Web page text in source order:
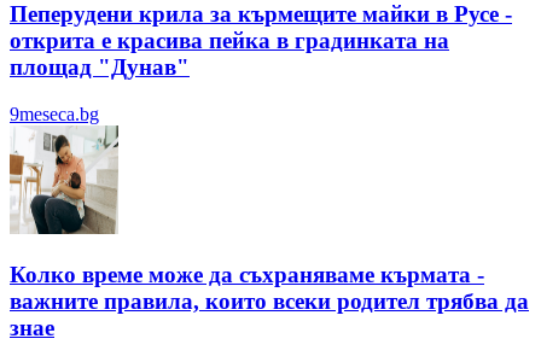
Пеперудени крила за кърмещите майки в Русе -
открита е красива пейка в градинката на
площад "Дунав"
9meseca.bg
Колко време може да съхраняваме кърмата -
важните правила, които всеки родител трябва да
знае